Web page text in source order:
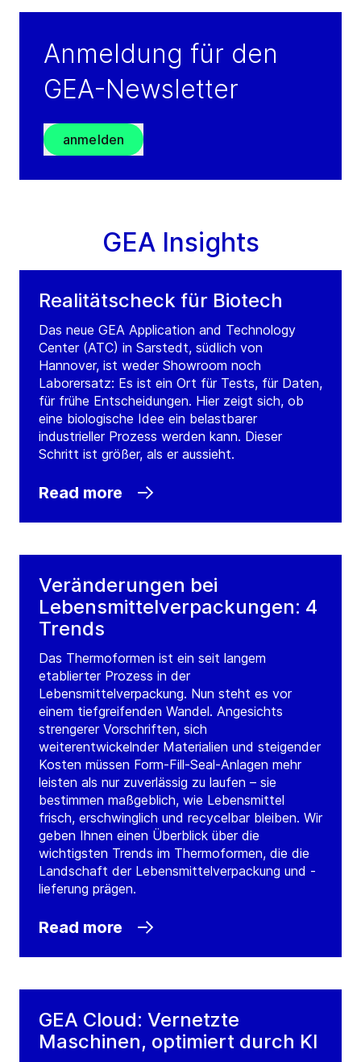
Tel.: +62 61 786 2837 / +62 61 3000 3120
Anmeldung für den
GEA-Newsletter
anmelden
GEA Insights
Realitätscheck für Biotech
Das neue GEA Application and Technology
Center (ATC) in Sarstedt, südlich von
Hannover, ist weder Showroom noch
Laborersatz: Es ist ein Ort für Tests, für Daten,
für frühe Entscheidungen. Hier zeigt sich, ob
eine biologische Idee ein belastbarer
industrieller Prozess werden kann. Dieser
Schritt ist größer, als er aussieht.
Read more
Veränderungen bei
Lebensmittelverpackungen: 4
Trends
Das Thermoformen ist ein seit langem
etablierter Prozess in der
Lebensmittelverpackung. Nun steht es vor
einem tiefgreifenden Wandel. Angesichts
strengerer Vorschriften, sich
weiterentwickelnder Materialien und steigender
Kosten müssen Form-Fill-Seal-Anlagen mehr
leisten als nur zuverlässig zu laufen – sie
bestimmen maßgeblich, wie Lebensmittel
frisch, erschwinglich und recycelbar bleiben. Wir
geben Ihnen einen Überblick über die
wichtigsten Trends im Thermoformen, die die
Landschaft der Lebensmittelverpackung und -
lieferung prägen.
Read more
GEA Cloud: Vernetzte
Maschinen, optimiert durch KI